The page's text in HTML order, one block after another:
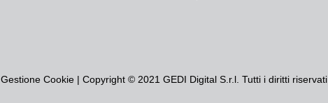
Gestione Cookie | Copyright © 2021 GEDI Digital S.r.l. Tutti i diritti riservati